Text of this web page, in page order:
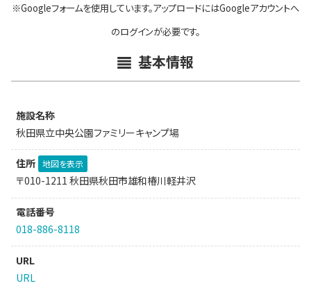
※Googleフォームを使用しています。アップロードにはGoogleアカウントへ
のログインが必要です。
基本情報
施設名称
秋田県立中央公園ファミリーキャンプ場
住所 地図を表示
〒010-1211 秋田県秋田市雄和椿川軽井沢
電話番号
018-886-8118
URL
URL